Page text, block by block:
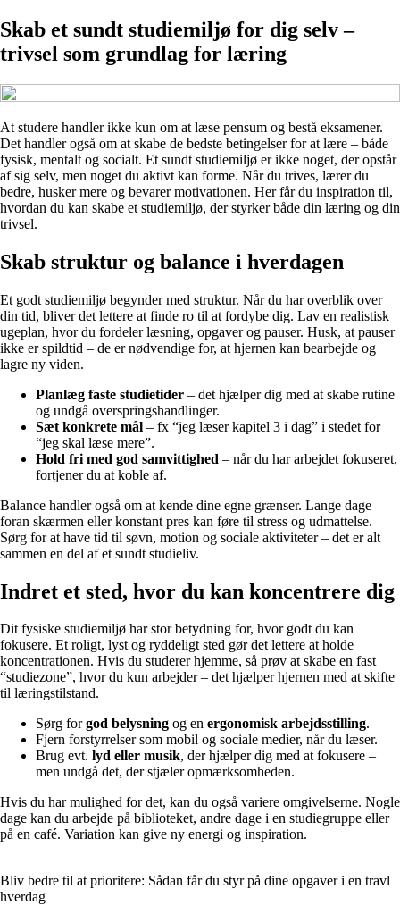
Skab et sundt studiemiljø for dig selv –
trivsel som grundlag for læring
At studere handler ikke kun om at læse pensum og bestå eksamener.
Det handler også om at skabe de bedste betingelser for at lære – både
fysisk, mentalt og socialt. Et sundt studiemiljø er ikke noget, der opstår
af sig selv, men noget du aktivt kan forme. Når du trives, lærer du
bedre, husker mere og bevarer motivationen. Her får du inspiration til,
hvordan du kan skabe et studiemiljø, der styrker både din læring og din
trivsel.
Skab struktur og balance i hverdagen
Et godt studiemiljø begynder med struktur. Når du har overblik over
din tid, bliver det lettere at finde ro til at fordybe dig. Lav en realistisk
ugeplan, hvor du fordeler læsning, opgaver og pauser. Husk, at pauser
ikke er spildtid – de er nødvendige for, at hjernen kan bearbejde og
lagre ny viden.
Planlæg faste studietider – det hjælper dig med at skabe rutine
og undgå overspringshandlinger.
Sæt konkrete mål – fx “jeg læser kapitel 3 i dag” i stedet for
“jeg skal læse mere”.
Hold fri med god samvittighed – når du har arbejdet fokuseret,
fortjener du at koble af.
Balance handler også om at kende dine egne grænser. Lange dage
foran skærmen eller konstant pres kan føre til stress og udmattelse.
Sørg for at have tid til søvn, motion og sociale aktiviteter – det er alt
sammen en del af et sundt studieliv.
Indret et sted, hvor du kan koncentrere dig
Dit fysiske studiemiljø har stor betydning for, hvor godt du kan
fokusere. Et roligt, lyst og ryddeligt sted gør det lettere at holde
koncentrationen. Hvis du studerer hjemme, så prøv at skabe en fast
“studiezone”, hvor du kun arbejder – det hjælper hjernen med at skifte
til læringstilstand.
Sørg forgod belysning og en ergonomisk arbejdsstilling.
Fjern forstyrrelser som mobil og sociale medier, når du læser.
Brug evt. lyd eller musik, der hjælper dig med at fokusere –
men undgå det, der stjæler opmærksomheden.
Hvis du har mulighed for det, kan du også variere omgivelserne. Nogle
dage kan du arbejde på biblioteket, andre dage i en studiegruppe eller
på en café. Variation kan give ny energi og inspiration.
Bliv bedre til at prioritere: Sådan får du styr på dine opgaver i en travl
hverdag